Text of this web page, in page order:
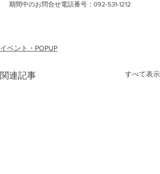
期間中のお問合せ電話番号：092-531-1212
イベント・POPUP
関連記事 すべて表示